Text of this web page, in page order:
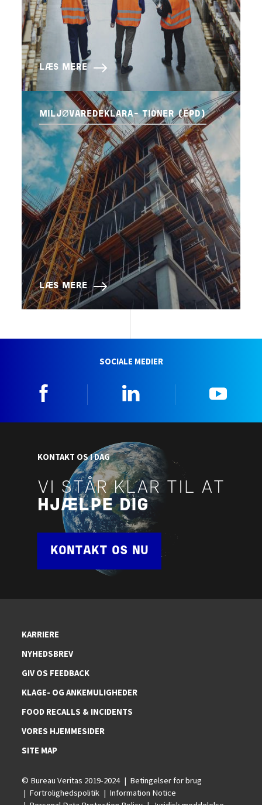
LÆS MERE
MILJØVAREDEKLARA- TIONER (EPD)
LÆS MERE
SOCIALE MEDIER
KONTAKT OS I DAG
VI STÅR KLAR TIL AT
HJÆLPE DIG
KONTAKT OS NU
KARRIERE
NYHEDSBREV
GIV OS FEEDBACK
KLAGE- OG ANKEMULIGHEDER
FOOD RECALLS & INCIDENTS
VORES HJEMMESIDER
SITE MAP
© Bureau Veritas 2019-2024
Betingelser for brug
Fortrolighedspolitik
Information Notice